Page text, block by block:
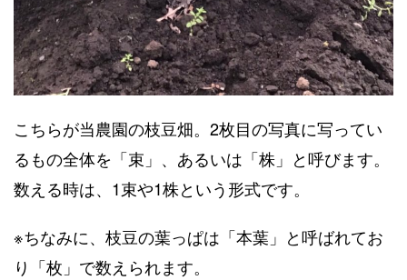
こちらが当農園の枝豆畑。2枚目の写真に写ってい
るもの全体を「束」、あるいは「株」と呼びます。
数える時は、1束や1株という形式です。
※ちなみに、枝豆の葉っぱは「本葉」と呼ばれてお
り「枚」で数えられます。